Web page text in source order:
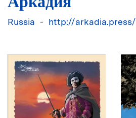
Russia http://arkadia.press/